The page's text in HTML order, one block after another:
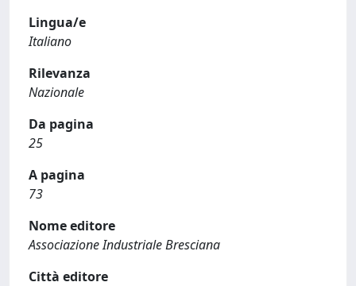
Lingua/e
Italiano
Rilevanza
Nazionale
Da pagina
25
A pagina
73
Nome editore
Associazione Industriale Bresciana
Città editore